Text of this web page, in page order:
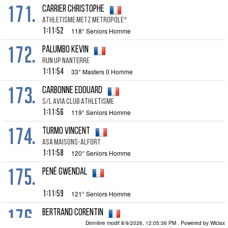
171. CARRIER CHRISTOPHE
ATHLETISME METZ METROPOLE*
1:11:52 118° Seniors Homme
172. PALUMBO KEVIN
RUN UP NANTERRE
1:11:54 33° Masters 0 Homme
173. CARBONNE EDOUARD
S/L AVIA CLUB ATHLETISME
1:11:56 119° Seniors Homme
174. TURMO VINCENT
ASA MAISONS-ALFORT
1:11:58 120° Seniors Homme
175. PENÉ GWENDAL
1:11:59 121° Seniors Homme
176. BERTRAND CORENTIN
JOUE RUNNING 37Dernière modif 8/9/2026, 12:05:36 PM . Powered by Wiclax